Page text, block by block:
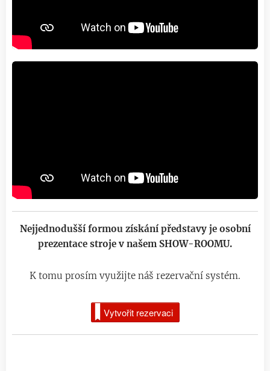
Nejjednodušší formou získání představy je osobní
prezentace stroje v našem SHOW-ROOMU.
K tomu prosím využijte náš rezervační systém.
Vytvořit rezervaci